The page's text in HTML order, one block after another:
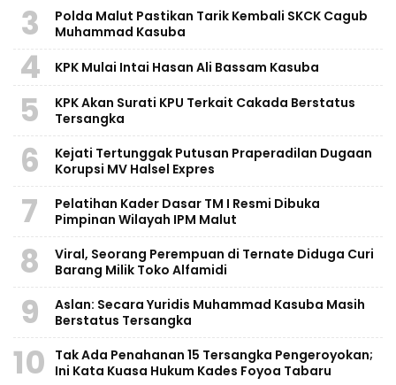
3
Polda Malut Pastikan Tarik Kembali SKCK Cagub
Muhammad Kasuba
4 KPK Mulai Intai Hasan Ali Bassam Kasuba
5
KPK Akan Surati KPU Terkait Cakada Berstatus
Tersangka
6
Kejati Tertunggak Putusan Praperadilan Dugaan
Korupsi MV Halsel Expres
7
Pelatihan Kader Dasar TM I Resmi Dibuka
Pimpinan Wilayah IPM Malut
8
Viral, Seorang Perempuan di Ternate Diduga Curi
Barang Milik Toko Alfamidi
9
Aslan: Secara Yuridis Muhammad Kasuba Masih
Berstatus Tersangka
10
Tak Ada Penahanan 15 Tersangka Pengeroyokan;
Ini Kata Kuasa Hukum Kades Foyoa Tabaru